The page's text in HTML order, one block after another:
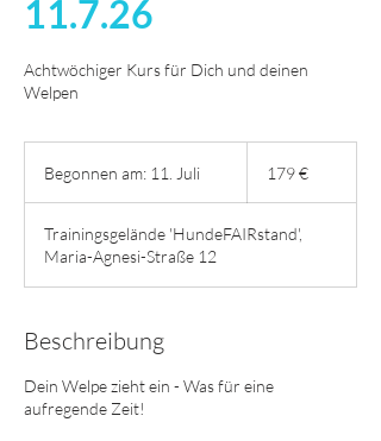
11.7.26
Achtwöchiger Kurs für Dich und deinen
Welpen
Begonnen am: 11. Juli
o
n
n
:
179 €
Trainingsgelände 'HundeFAIRstand',
Maria-Agnesi-Straße 12
Beschreibung
Dein Welpe zieht ein - Was für eine
aufregende Zeit!